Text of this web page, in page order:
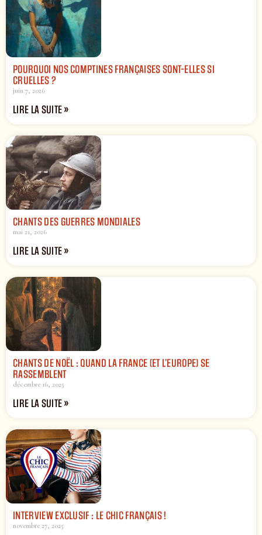
POURQUOI NOS COMPTINES FRANÇAISES SONT-ELLES SI
CRUELLES ?
juin 7, 2026
LIRE LA SUITE »
CHANTS DES GUERRES MONDIALES
mai 21, 2026
LIRE LA SUITE »
CHANTS DE NOËL : QUAND LA FRANCE (ET L’EUROPE) SE
RASSEMBLENT
décembre 16, 2025
LIRE LA SUITE »
INTERVIEW EXCLUSIF : LE CHIC FRANÇAIS !
novembre 27, 2025